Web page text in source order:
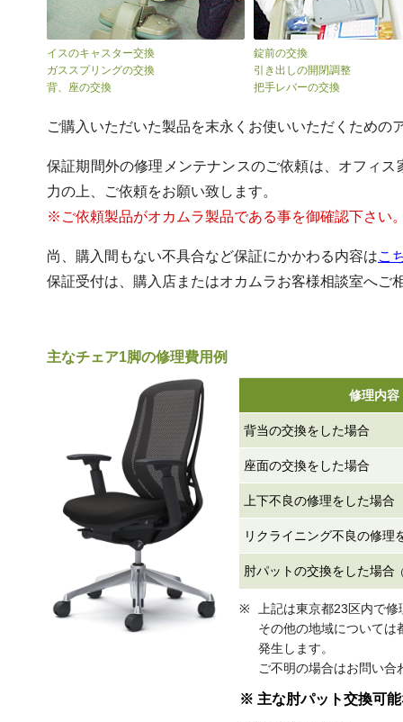
イスのキャスター交換
ガススプリングの交換
背、座の交換
錠前の交換
引き出しの開閉調整
把手レバーの交換
ご購入いただいた製品を末永くお使いいただくための
保証期間外の修理メンテナンスのご依頼は、オフィ
力の上、ご依頼をお願い致します。
※ご依頼製品がオカムラ製品である事を御確認下さい
尚、購入間もない不具合など保証にかかわる内容はこ
保証受付は、購入店またはオカムラお客様相談室へご
主なチェア1脚の修理費用例
修理内容
背当の交換をした場合
座面の交換をした場合
上下不良の修理をした場合
リクライニング不良の修理
肘パットの交換をした場合
上記は東京都23区内で
その他の地域については
発生します。
ご不明の場合はお問い合
※ 主な肘パット交換可